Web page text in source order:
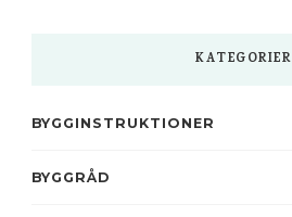
KATEGORIER
BYGGINSTRUKTIONER
BYGGRÅD